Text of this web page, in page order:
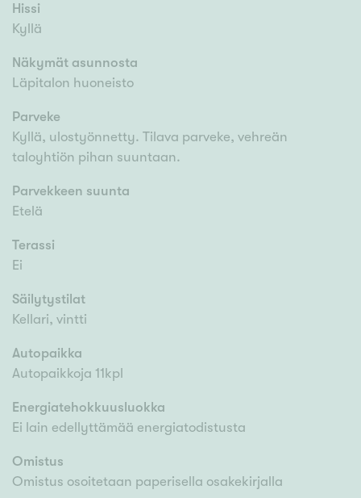
Hissi
Kyllä
Näkymät asunnosta
Läpitalon huoneisto
Parveke
Kyllä, ulostyönnetty. Tilava parveke, vehreän
taloyhtiön pihan suuntaan.
Parvekkeen suunta
Etelä
Terassi
Ei
Säilytystilat
Kellari, vintti
Autopaikka
Autopaikkoja 11kpl
Energiatehokkuusluokka
Ei lain edellyttämää energiatodistusta
Omistus
Omistus osoitetaan paperisella osakekirjalla